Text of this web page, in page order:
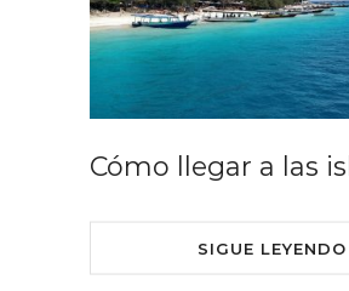
Cómo llegar a las
SIGUE LEYENDO